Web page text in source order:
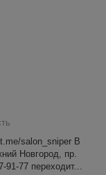
salon_sniper В
Новгород, пр.
91-77 переходит...